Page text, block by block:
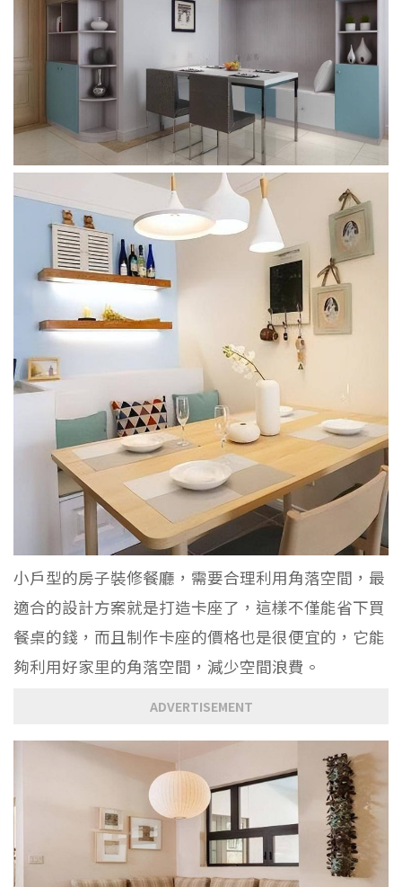
小戶型的房子裝修餐廳，需要合理利用角落空間，最
適合的設計方案就是打造卡座了，這樣不僅能省下買
餐桌的錢，而且制作卡座的價格也是很便宜的，它能
夠利用好家里的角落空間，減少空間浪費。
ADVERTISEMENT